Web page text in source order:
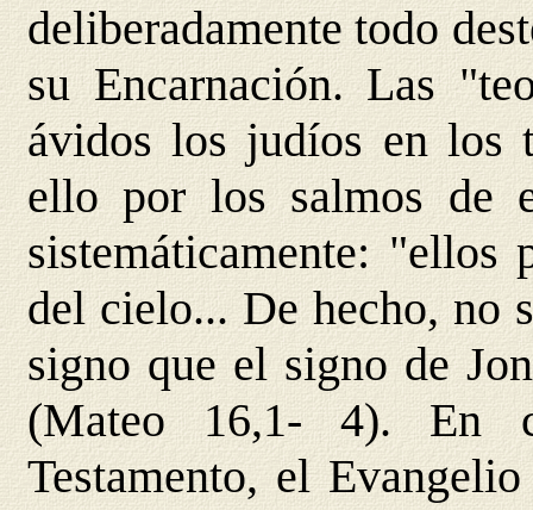
deliberadamente todo
su Encarnación. Las
ávidos los judíos en los
ello por los salmos de
sistemáticamente: "ellos
del cielo... De hecho, no
signo que el signo de
(Mateo 16,1- 4). En
Testamento, el